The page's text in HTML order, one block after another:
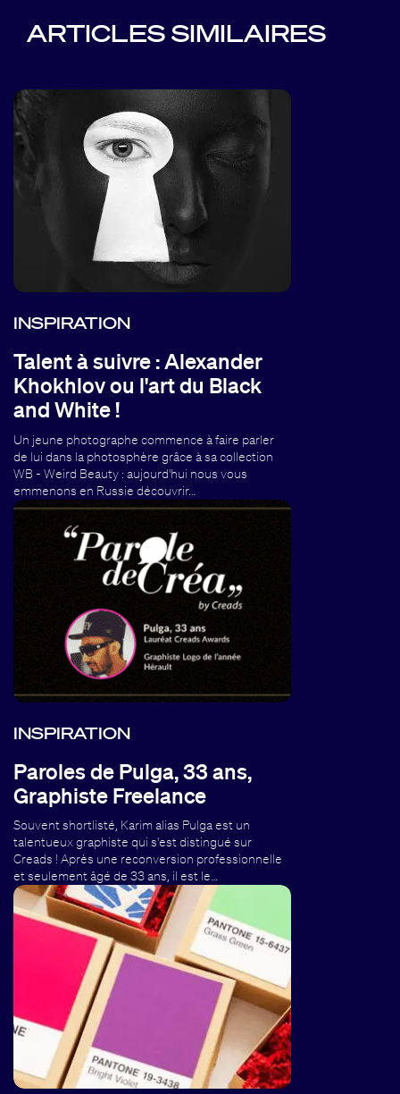
ARTICLES SIMILAIRES
INSPIRATION
Talent à suivre : Alexander
Khokhlov ou l'art du Black
and White !
Un jeune photographe commence à faire parler
de lui dans la photosphère grâce à sa collection
WB - Weird Beauty : aujourd'hui nous vous
emmenons en Russie découvrir…
INSPIRATION
Paroles de Pulga, 33 ans,
Graphiste Freelance
Souvent shortlisté, Karim alias Pulga est un
talentueux graphiste qui s'est distingué sur
Creads ! Après une reconversion professionnelle
et seulement âgé de 33 ans, il est le…